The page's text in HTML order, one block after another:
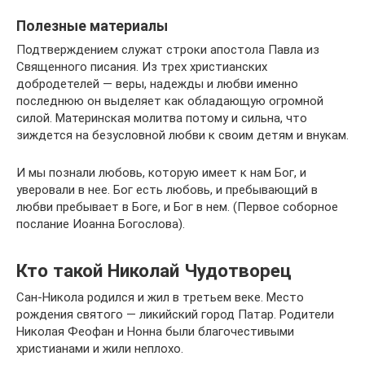
Полезные материалы
Подтверждением служат строки апостола Павла из
Священного писания. Из трех христианских
добродетелей — веры, надежды и любви именно
последнюю он выделяет как обладающую огромной
силой. Материнская молитва потому и сильна, что
зиждется на безусловной любви к своим детям и внукам.
И мы познали любовь, которую имеет к нам Бог, и
уверовали в нее. Бог есть любовь, и пребывающий в
любви пребывает в Боге, и Бог в нем. (Первое соборное
послание Иоанна Богослова).
Кто такой Николай Чудотворец
Сан-Никола родился и жил в третьем веке. Место
рождения святого — ликийский город Патар. Родители
Николая Феофан и Нонна были благочестивыми
христианами и жили неплохо.